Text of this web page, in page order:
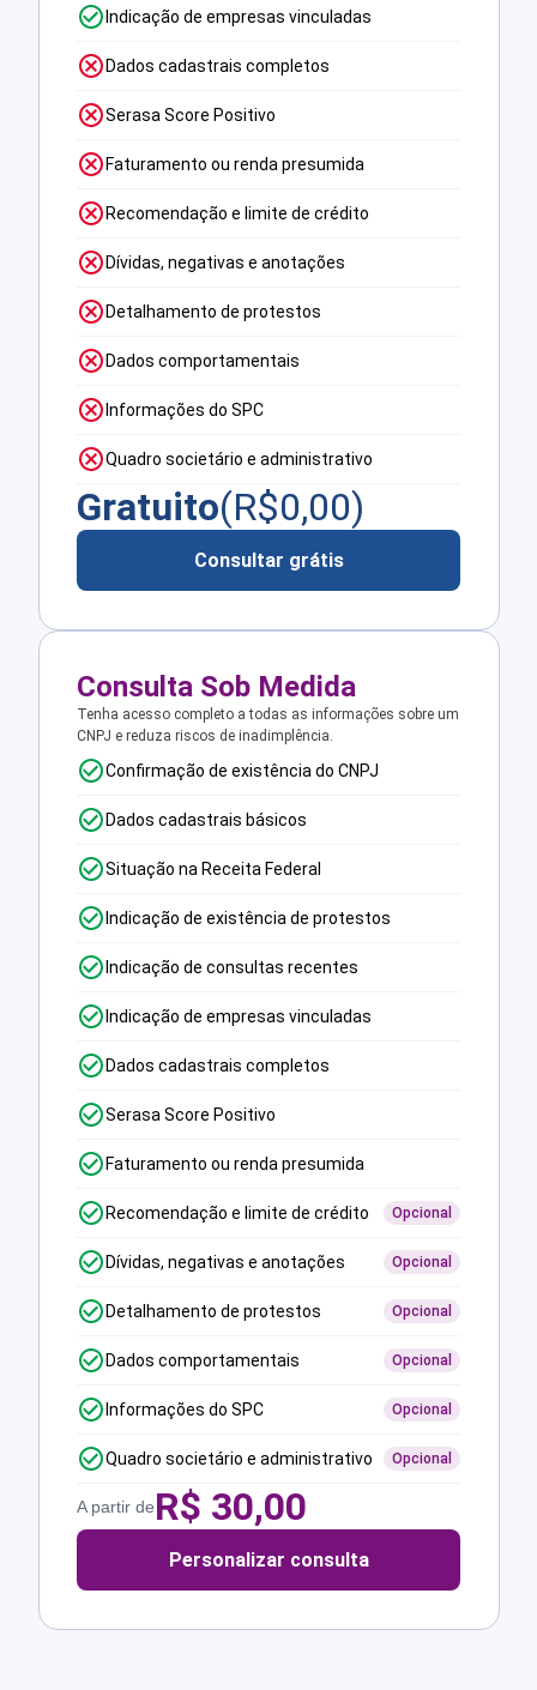
Indicação de empresas vinculadas
Dados cadastrais completos
Serasa Score Positivo
Faturamento ou renda presumida
Recomendação e limite de crédito
Dívidas, negativas e anotações
Detalhamento de protestos
Dados comportamentais
Informações do SPC
Quadro societário e administrativo
Gratuito(R$0,00)
Consultar grátis
Consulta Sob Medida
Tenha acesso completo a todas as informações sobre um
CNPJ e reduza riscos de inadimplência.
Confirmação de existência do CNPJ
Dados cadastrais básicos
Situação na Receita Federal
Indicação de existência de protestos
Indicação de consultas recentes
Indicação de empresas vinculadas
Dados cadastrais completos
Serasa Score Positivo
Faturamento ou renda presumida
Recomendação e limite de crédito Opcional
Dívidas, negativas e anotações Opcional
Detalhamento de protestos Opcional
Dados comportamentais Opcional
Informações do SPC Opcional
Quadro societário e administrativo Opcional
A partir deR$ 30,00
Personalizar consulta